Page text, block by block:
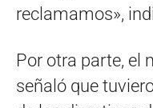
reclamamos»,
Por otra parte, el
señaló que